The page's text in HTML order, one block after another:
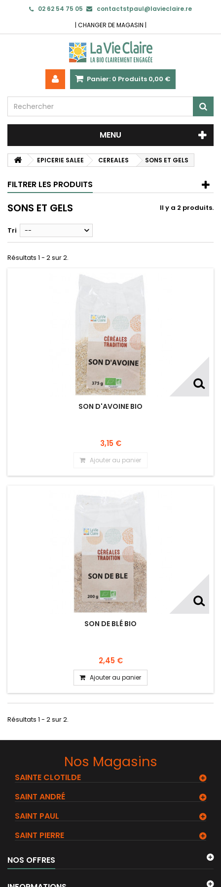
02 62 54 75 05
contactstpaul@lavieclaire.re
| CHANGER DE MAGASIN |
Panier: 0 Produits 0,00 €
MENU
EPICERIE SALEE CEREALES SONS ET GELS
FILTRER LES PRODUITS
SONS ET GELS Il y a 2 produits.
Tri --
Résultats 1 - 2 sur 2.
SON D'AVOINE BIO
3,15 €
Ajouter au panier
SON DE BLÉ BIO
2,45 €
Ajouter au panier
Résultats 1 - 2 sur 2.
Nos Magasins
SAINTE CLOTILDE
SAINT ANDRÉ
SAINT PAUL
SAINT PIERRE
NOS OFFRES